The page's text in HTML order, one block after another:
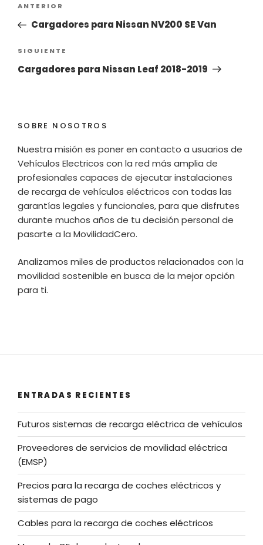
entradas
Entrada
anterior:
ANTERIOR
Cargadores para Nissan NV200 SE Van
Siguiente
entrada
SIGUIENTE
Cargadores para Nissan Leaf 2018-2019
SOBRE NOSOTROS
Nuestra misión es poner en contacto a usuarios de
Vehículos Electricos con la red más amplia de
profesionales capaces de ejecutar instalaciones
de recarga de vehículos eléctricos con todas las
garantías legales y funcionales, para que disfrutes
durante muchos años de tu decisión personal de
pasarte a la MovilidadCero.
Analizamos miles de productos relacionados con la
movilidad sostenible en busca de la mejor opción
para ti.
ENTRADAS RECIENTES
Futuros sistemas de recarga eléctrica de vehículos
Proveedores de servicios de movilidad eléctrica
(EMSP)
Precios para la recarga de coches eléctricos y
sistemas de pago
Cables para la recarga de coches eléctricos